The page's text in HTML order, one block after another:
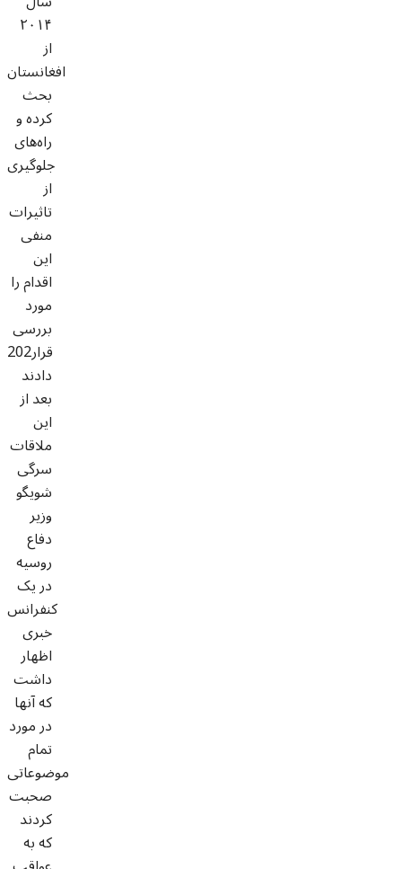
۲۰۱۴
از
افغانستان
بحث
کرده و
راه‌های
جلوگیری
از
تاثیرات
منفی
این
اقدام را
مورد
بررسی
قرار202
دادند
بعد از
این
ملاقات
سرگی
شویگو
وزیر
دفاع
روسیه
در یک
کنفرانس
خبری
اظهار
داشت
که آنها
در مورد
تمام
موضوعاتی
صحبت
کردند
که به